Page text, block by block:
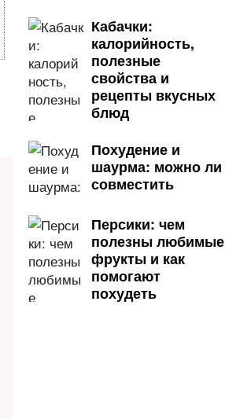
Кабачки:
калорийность,
полезные
свойства и
рецепты вкусных
блюд
Похудение и
шаурма: можно ли
совместить
Персики: чем
полезны любимые
фрукты и как
помогают
похудеть